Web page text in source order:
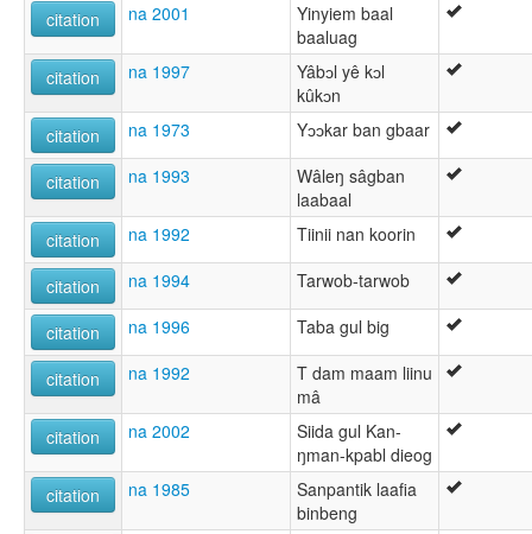
citation na 2001
Yinyiem baal
baaluag
citation
na 1997
Yâbɔl yê kɔl
kûkɔn
citation
na 1973 Yɔɔkar ban gbaar
citation na 1993
Wâleŋ sâgban
laabaal
citation
na 1992 Tiinii nan koorin
citation na 1994 Tarwob-tarwob
citation na 1996 Taba gul big
citation na 1992
T dam maam liinu
mâ
citation
na 2002
Siida gul Kan-
ŋman-kpabl dieog
citation
na 1985
Sanpantik laafia
binbeng